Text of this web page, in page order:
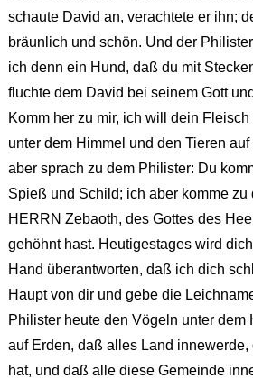
schaute David an, verachtete er ihn;
bräunlich und schön. Und der
ich denn ein Hund, daß du mit
fluchte dem David bei seinem Gott
Komm her zu mir, ich will dein
unter dem Himmel und den Tieren
aber sprach zu dem Philister: Du
Spieß und Schild; ich aber komme zu
HERRN Zebaoth, des Gottes des
gehöhnt hast. Heutigestages wird
Hand überantworten, daß ich dich
Haupt von dir und gebe die
Philister heute den Vögeln unter dem
auf Erden, daß alles Land
hat, und daß alle diese Gemeinde